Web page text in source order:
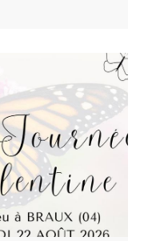
festive et solidaire
pour une
atteinte